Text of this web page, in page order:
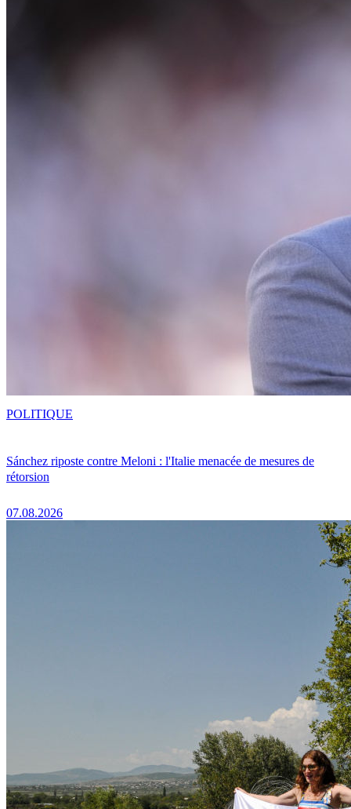
Sánchez riposte contre Meloni : l'Italie menacée de mesures de
rétorsion
07.08.2026
POLITIQUE